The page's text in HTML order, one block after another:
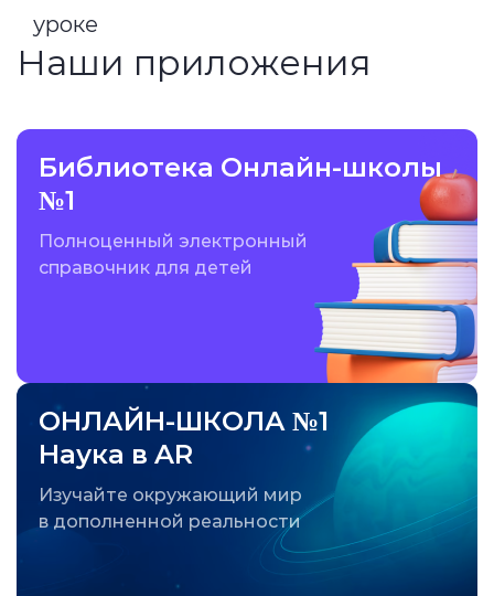
уроке
Наши приложения
Библиотека Онлайн-школы
№1
Полноценный электронный
справочник для детей
ОНЛАЙН-ШКОЛА №1
Наука в AR
Изучайте окружающий мир
в дополненной реальности